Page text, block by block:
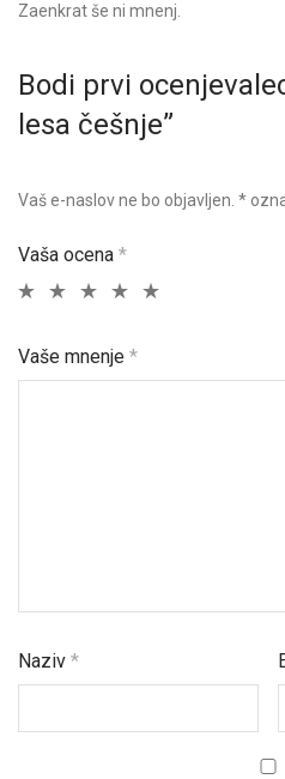
Zaenkrat še ni mnenj.
Bodi prvi
lesa češnje”
Vaš e-naslov ne bo objavljen. *
Vaša ocena *
Vaše mnenje *
Naziv *